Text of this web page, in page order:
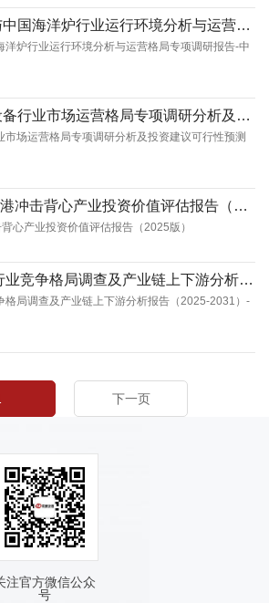
2025-2031年全球与中国海洋炉行业运行环境分析与运营格局专项调研报告-中金企信发布
炉行业运行环境分析与运营格局专项调研报告-中
2025-2031年浮选设备行业市场运营格局专项调研分析及投资建议可行性预测报告-中金企信...
场运营格局专项调研分析及投资建议可行性预测
“一带一路”俄罗斯水港冲击背心产业投资价值评估报告（2025版）
心产业投资价值评估报告（2025版）
中国水肺潜水装备行业竞争格局调查及产业链上下游分析报告（2025-2031）-中金企信发布...
格局调查及产业链上下游分析报告（2025-2031）-
下一页
注官方微信公众
号